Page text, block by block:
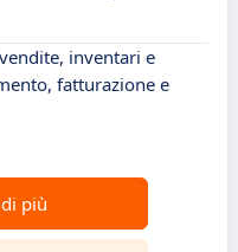
inventari e
fatturazione e
più